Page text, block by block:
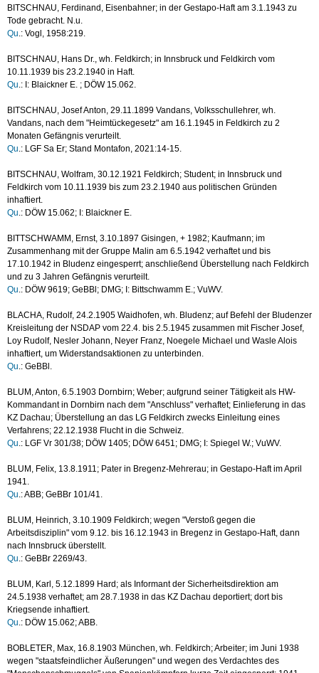
BITSCHNAU, Ferdinand, Eisenbahner; in der Gestapo-Haft am 3.1.1943 zu
Tode gebracht. N.u.
Qu .: Vogl, 1958:219.
BITSCHNAU, Hans Dr., wh. Feldkirch; in Innsbruck und Feldkirch vom
10.11.1939 bis 23.2.1940 in Haft.
Qu .: I: Blaickner E. ; DÖW 15.062.
BITSCHNAU, Josef Anton, 29.11.1899 Vandans, Volksschullehrer, wh.
Vandans, nach dem "Heimtückegesetz" am 16.1.1945 in Feldkirch zu 2
Monaten Gefängnis verurteilt.
Qu .: LGF Sa Er; Stand Montafon, 2021:14-15.
BITSCHNAU, Wolfram, 30.12.1921 Feldkirch; Student; in Innsbruck und
Feldkirch vom 10.11.1939 bis zum 23.2.1940 aus politischen Gründen
inhaftiert.
Qu .: DÖW 15.062; I: Blaickner E.
BITTSCHWAMM, Ernst, 3.10.1897 Gisingen, + 1982; Kaufmann; im
Zusammenhang mit der Gruppe Malin am 6.5.1942 verhaftet und bis
17.10.1942 in Bludenz eingesperrt; anschließend Überstellung nach Feldkirch
und zu 3 Jahren Gefängnis verurteilt.
Qu .: DÖW 9619; GeBBl; DMG; I: Bittschwamm E.; VuWV.
BLACHA, Rudolf, 24.2.1905 Waidhofen, wh. Bludenz; auf Befehl der Bludenzer
Kreisleitung der NSDAP vom 22.4. bis 2.5.1945 zusammen mit Fischer Josef,
Loy Rudolf, Nesler Johann, Neyer Franz, Noegele Michael und Wasle Alois
inhaftiert, um Widerstandsaktionen zu unterbinden.
Qu .: GeBBl.
BLUM, Anton, 6.5.1903 Dornbirn; Weber; aufgrund seiner Tätigkeit als HW-
Kommandant in Dornbirn nach dem "Anschluss" verhaftet; Einlieferung in das
KZ Dachau; Überstellung an das LG Feldkirch zwecks Einleitung eines
Verfahrens; 22.12.1938 Flucht in die Schweiz.
Qu .: LGF Vr 301/38; DÖW 1405; DÖW 6451; DMG; I: Spiegel W.; VuWV.
BLUM, Felix, 13.8.1911; Pater in Bregenz-Mehrerau; in Gestapo-Haft im April
1941.
Qu .: ABB; GeBBr 101/41.
BLUM, Heinrich, 3.10.1909 Feldkirch; wegen "Verstoß gegen die
Arbeitsdisziplin" vom 9.12. bis 16.12.1943 in Bregenz in Gestapo-Haft, dann
nach Innsbruck überstellt.
Qu .: GeBBr 2269/43.
BLUM, Karl, 5.12.1899 Hard; als Informant der Sicherheitsdirektion am
24.5.1938 verhaftet; am 28.7.1938 in das KZ Dachau deportiert; dort bis
Kriegsende inhaftiert.
Qu .: DÖW 15.062; ABB.
BOBLETER, Max, 16.8.1903 München, wh. Feldkirch; Arbeiter; im Juni 1938
wegen "staatsfeindlicher Äußerungen" und wegen des Verdachtes des